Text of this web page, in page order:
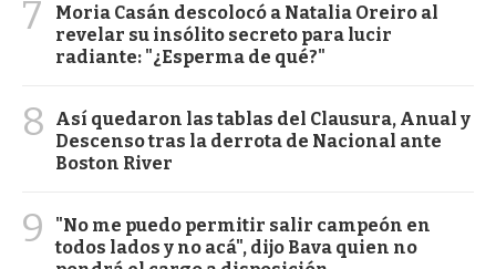
7
Moria Casán descolocó a Natalia Oreiro al
revelar su insólito secreto para lucir
radiante: "¿Esperma de qué?"
8
Así quedaron las tablas del Clausura, Anual y
Descenso tras la derrota de Nacional ante
Boston River
9
"No me puedo permitir salir campeón en
todos lados y no acá", dijo Bava quien no